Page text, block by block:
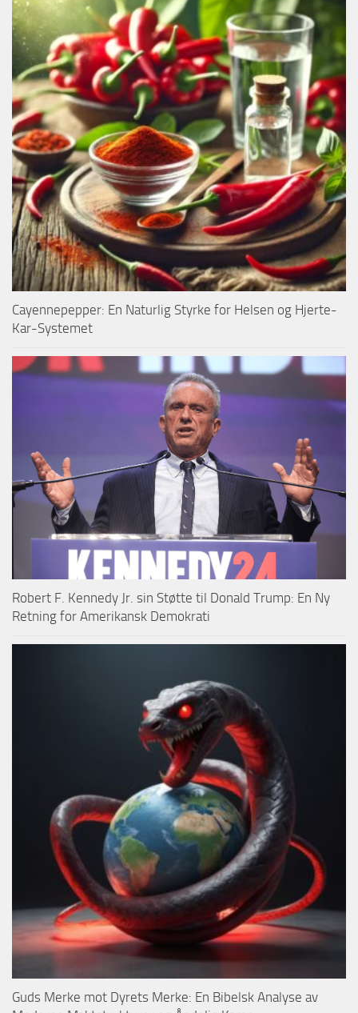
Cayennepepper: En Naturlig Styrke for Helsen og Hjerte-
Kar-Systemet
Robert F. Kennedy Jr. sin Støtte til Donald Trump: En Ny
Retning for Amerikansk Demokrati
Guds Merke mot Dyrets Merke: En Bibelsk Analyse av